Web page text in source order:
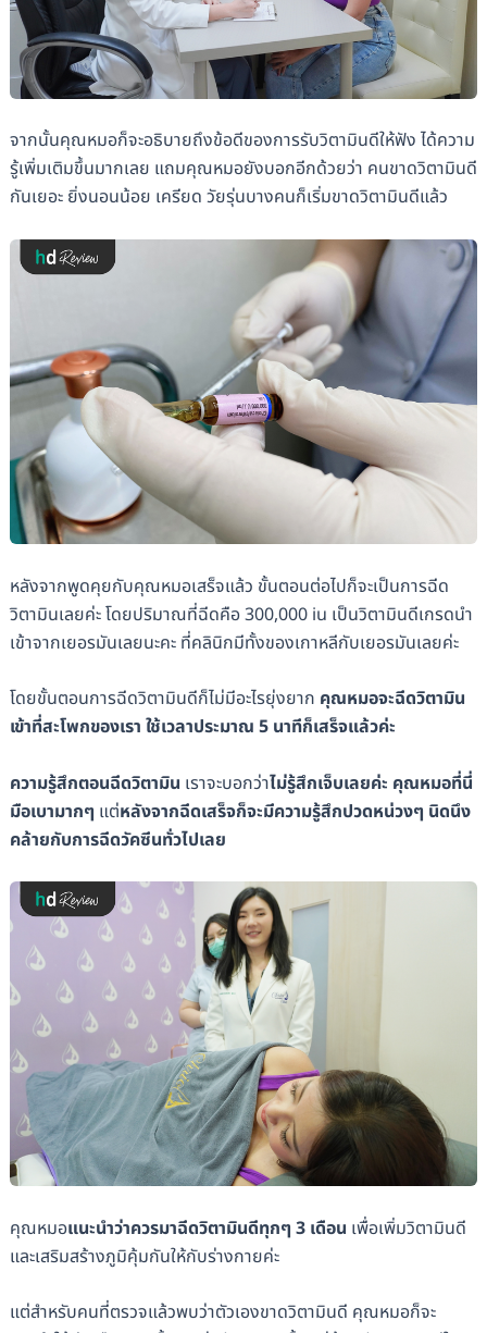
จากนั้นคุณหมอก็จะอธิบายถึงข้อดีของการรับวิตามินดีให้ฟัง ได้ความ
รู้เพิ่มเติมขึ้นมากเลย แถมคุณหมอยังบอกอีกด้วยว่า คนขาดวิตามินดี
กันเยอะ ยิ่งนอนน้อย เครียด วัยรุ่นบางคนก็เริ่มขาดวิตามินดีแล้ว
หลังจากพูดคุยกับคุณหมอเสร็จแล้ว ขั้นตอนต่อไปก็จะเป็นการฉีด
วิตามินเลยค่ะ โดยปริมาณที่ฉีดคือ 300,000 iu เป็นวิตามินดีเกรดนำ
เข้าจากเยอรมันเลยนะคะ ที่คลินิกมีทั้งของเกาหลีกับเยอรมันเลยค่ะ
โดยขั้นตอนการฉีดวิตามินดีก็ไม่มีอะไรยุ่งยาก คุณหมอจะฉีดวิตามิน
เข้าที่สะโพกของเรา ใช้เวลาประมาณ 5 นาทีก็เสร็จแล้วค่ะ
ความรู้สึกตอนฉีดวิตามิน เราจะบอกว่าไม่รู้สึกเจ็บเลยค่ะ คุณหมอที่นี่
มือเบามากๆ แต่หลังจากฉีดเสร็จก็จะมีความรู้สึกปวดหน่วงๆ นิดนึง
คล้ายกับการฉีดวัคซีนทั่วไปเลย
คุณหมอแนะนำว่าควรมาฉีดวิตามินดีทุกๆ 3 เดือน เพื่อเพิ่มวิตามินดี
และเสริมสร้างภูมิคุ้มกันให้กับร่างกายค่ะ
แต่สำหรับคนที่ตรวจแล้วพบว่าตัวเองขาดวิตามินดี คุณหมอก็จะ